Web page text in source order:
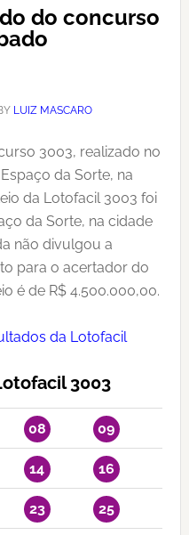
do concurso
LUIZ MASCARO
3003, realizado no
da Sorte, na
da Lotofacil 3003 foi
da Sorte, na cidade
não divulgou a
para o acertador do
é de R$ 4.500.000,00.
da Lotofacil
3003
08 09
14 16
23 25